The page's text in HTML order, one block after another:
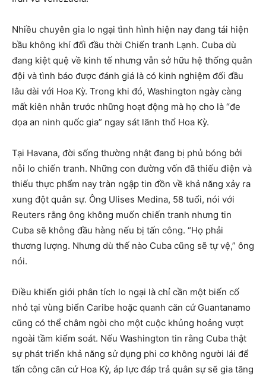
Nhiều chuyên gia lo ngại tình hình hiện nay đang tái hiện
bầu không khí đối đầu thời Chiến tranh Lạnh. Cuba dù
đang kiệt quệ về kinh tế nhưng vẫn sở hữu hệ thống quân
đội và tình báo được đánh giá là có kinh nghiệm đối đầu
lâu dài với Hoa Kỳ. Trong khi đó, Washington ngày càng
mất kiên nhẫn trước những hoạt động mà họ cho là “đe
dọa an ninh quốc gia” ngay sát lãnh thổ Hoa Kỳ.
Tại Havana, đời sống thường nhật đang bị phủ bóng bởi
nỗi lo chiến tranh. Những con đường vốn đã thiếu điện và
thiếu thực phẩm nay tràn ngập tin đồn về khả năng xảy ra
xung đột quân sự. Ông Ulises Medina, 58 tuổi, nói với
Reuters rằng ông không muốn chiến tranh nhưng tin
Cuba sẽ không đầu hàng nếu bị tấn công. “Họ phải
thương lượng. Nhưng dù thế nào Cuba cũng sẽ tự vệ,” ông
nói.
Điều khiến giới phân tích lo ngại là chỉ cần một biến cố
nhỏ tại vùng biển Caribe hoặc quanh căn cứ Guantanamo
cũng có thể châm ngòi cho một cuộc khủng hoảng vượt
ngoài tầm kiểm soát. Nếu Washington tin rằng Cuba thật
sự phát triển khả năng sử dụng phi cơ không người lái để
tấn công căn cứ Hoa Kỳ, áp lực đáp trả quân sự sẽ gia tăng